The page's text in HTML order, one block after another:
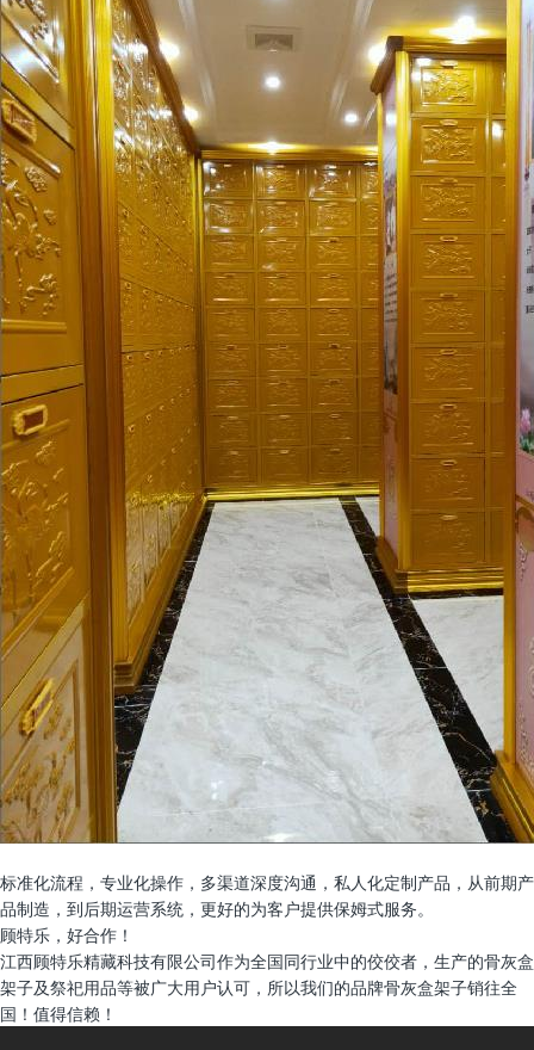
标准化流程，专业化操作，多渠道深度沟通，私人化定制产品，从前期产
品制造，到后期运营系统，更好的为客户提供保姆式服务。
顾特乐，好合作！
江西顾特乐精藏科技有限公司作为全国同行业中的佼佼者，生产的骨灰盒
架子及祭祀用品等被广大用户认可，所以我们的品牌骨灰盒架子销往全
国！值得信赖！